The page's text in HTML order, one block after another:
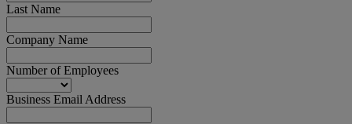
Last Name
Company Name
Number of Employees
Business Email Address